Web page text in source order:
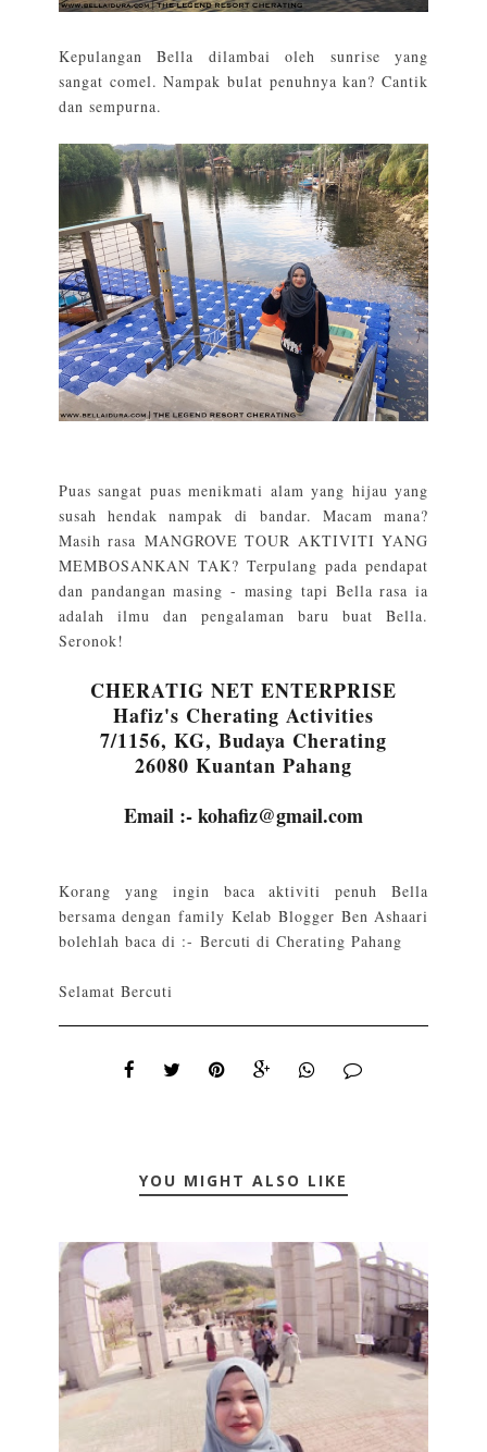
Kepulangan Bella dilambai oleh sunrise yang
sangat comel. Nampak bulat penuhnya kan? Cantik
dan sempurna.
Puas sangat puas menikmati alam yang hijau yang
susah hendak nampak di bandar. Macam mana?
Masih rasa MANGROVE TOUR AKTIVITI YANG
MEMBOSANKAN TAK? Terpulang pada pendapat
dan pandangan masing - masing tapi Bella rasa ia
adalah ilmu dan pengalaman baru buat Bella.
Seronok!
CHERATIG NET ENTERPRISE
Hafiz's Cherating Activities
7/1156, KG, Budaya Cherating
26080 Kuantan Pahang
Email :- kohafiz@gmail.com
Korang yang ingin baca aktiviti penuh Bella
bersama dengan family Kelab Blogger Ben Ashaari
bolehlah baca di :- Bercuti di Cherating Pahang
Selamat Bercuti
YOU MIGHT ALSO LIKE